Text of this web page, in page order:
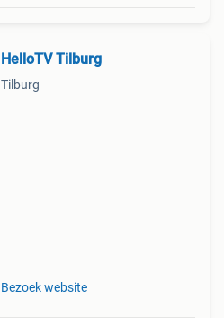
HelloTV Tilburg
Tilburg
Bezoek website